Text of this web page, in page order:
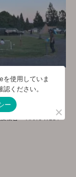
お知らせ・新着情報
MARC WEST
使用していま
ください。
ー